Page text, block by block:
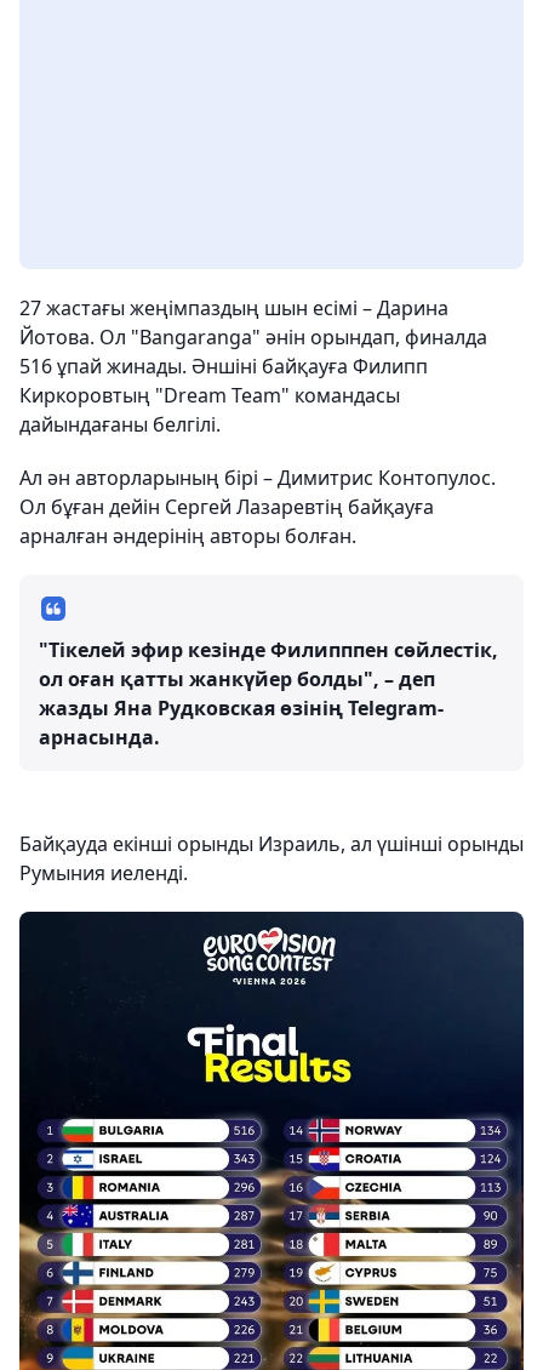
27 жастағы жеңімпаздың шын есімі – Дарина
Йотова. Ол "Bangaranga" әнін орындап, финалда
516 ұпай жинады. Әншіні байқауға Филипп
Киркоровтың "Dream Team" командасы
дайындағаны белгілі.
Ал ән авторларының бірі – Димитрис Контопулос.
Ол бұған дейін Сергей Лазаревтің байқауға
арналған әндерінің авторы болған.
"Тікелей эфир кезінде Филипппен сөйлестік,
ол оған қатты жанкүйер болды", – деп
жазды Яна Рудковская өзінің Telegram-
арнасында.
Байқауда екінші орынды Израиль, ал үшінші орынды
Румыния иеленді.